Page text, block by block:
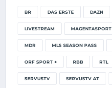
BR DAS ERSTE DAZN
LIVESTREAM MAGENTASPORT
MDR MLS SEASON PASS
ORF SPORT + RBB RTL
SERVUSTV SERVUSTV AT